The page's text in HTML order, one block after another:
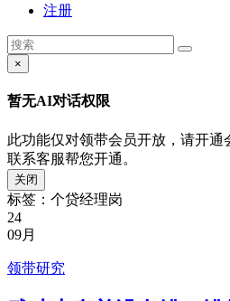
注册
×
暂无AI对话权限
此功能仅对领带会员开放，请开
联系客服帮您开通。
关闭
标签：个贷经理岗
24
09月
领带研究